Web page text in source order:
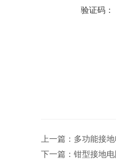
验证码：
上一篇： 多功能接
下一篇： 钳型接地